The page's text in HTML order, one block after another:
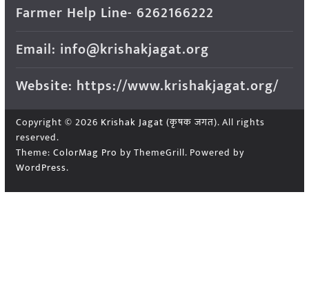
Farmer Help Line- 6262166222
Email: info@krishakjagat.org
Website: https://www.krishakjagat.org/
Copyright © 2026 Krishak Jagat (कृषक जगत). All rights
reserved.
Theme: ColorMag Pro by ThemeGrill. Powered by
WordPress.